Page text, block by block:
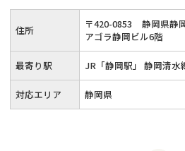
住所 〒420-0853
静岡県静
アゴラ静岡ビル6階
最寄り駅 JR「静岡駅」 静岡清水
対応エリア 静岡県